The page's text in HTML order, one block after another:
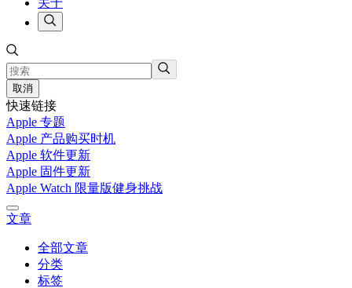
关于
取消
快速链接
Apple 专题
Apple 产品购买时机
Apple 软件更新
Apple 固件更新
Apple Watch 限量版健身挑战
文章
全部文章
分类
标签